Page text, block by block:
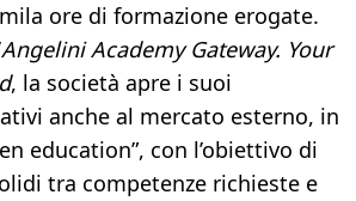
ore di formazione erogate.
Angelini Academy Gateway. Your
, la società apre i suoi
anche al mercato esterno, in
education”, con l’obiettivo di
tra competenze richieste e